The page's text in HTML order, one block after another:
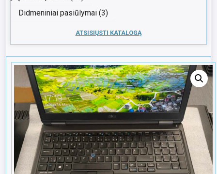
Didmeniniai pasiūlymai (3)
ATSISIŲSTI KATALOGĄ